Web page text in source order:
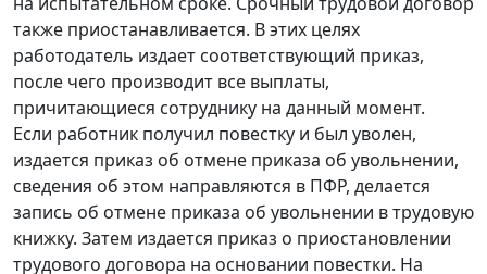
также приостанавливается. В этих целях
работодатель издает соответствующий приказ,
после чего производит все выплаты,
причитающиеся сотруднику на данный момент.
Если работник получил повестку и был уволен,
издается приказ об отмене приказа об увольнении,
сведения об этом направляются в ПФР, делается
запись об отмене приказа об увольнении в трудовую
книжку. Затем издается приказ о приостановлении
трудового договора на основании повестки. На